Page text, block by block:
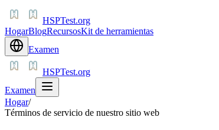
HSPTest.org
HogarBlogRecursosKit de herramientas
Examen
HSPTest.org
Examen
Hogar/
Términos de servicio de nuestro sitio web